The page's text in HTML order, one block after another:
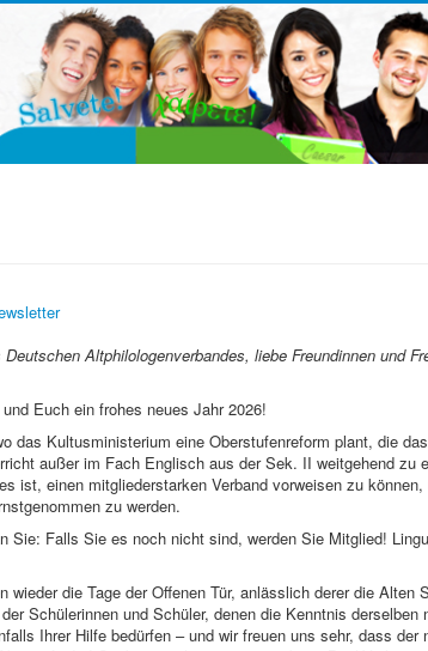
Altphilologenverbandes, liebe Freundinnen und
Euch ein frohes neues Jahr 2026!
das Kultusministerium eine Oberstufenreform plant, die
außer im Fach Englisch aus der Sek. II weitgehend zu
ist, einen mitgliederstarken Verband vorweisen zu
zu werden.
Sie: Falls Sie es noch nicht sind, werden Sie Mitglied!
wieder die Tage der Offenen Tür, anlässlich derer die Alten
Schülerinnen und Schüler, denen die Kenntnis derselben
Ihrer Hilfe bedürfen – und wir freuen uns sehr, dass der